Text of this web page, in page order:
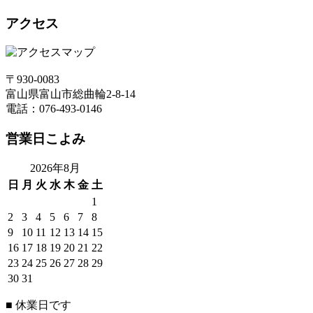
アクセス
〒930-0083
富山県富山市総曲輪2-8-14
電話：076-493-0146
営業日こよみ
2026年8月
日
月 火 水 木 金 土
1
2
3 4 5 6 7
8
9
10 11 12 13 14 15
16 17 18 19 20 21 22
23 24 25 26 27 28 29
30 31
■ 休業日です